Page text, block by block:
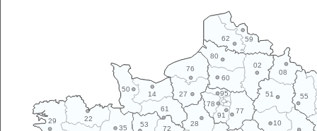
10
14
22
27
28
29
35
50
51
53
55
59
60
61
62
02
08
72
76
77
78
80
91
95